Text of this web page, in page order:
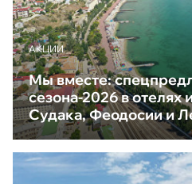
АКЦИИ
Мы вместе:
сезона-2026 в отелях
Судака, Феодосии и